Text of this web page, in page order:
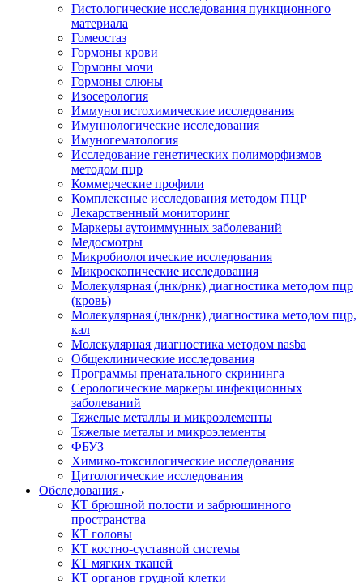
Гистологические исследования пункционного
материала
Гомеостаз
Гормоны крови
Гормоны мочи
Гормоны слюны
Изосерология
Иммуногистохимические исследования
Имуннологические исследования
Имуногематология
Исследование генетических полиморфизмов
методом пцр
Коммерческие профили
Комплексные исследования методом ПЦР
Лекарственный мониторинг
Маркеры аутоиммунных заболеваний
Медосмотры
Микробиологические исследования
Микроскопические исследования
Молекулярная (днк/рнк) диагностика методом пцр
(кровь)
Молекулярная (днк/рнк) диагностика методом пцр,
кал
Молекулярная диагностика методом nasba
Общеклинические исследования
Программы пренатального скрининга
Серологические маркеры инфекционных
заболеваний
Тяжелые металлы и микроэлементы
Тяжелые металы и микроэлементы
ФБУЗ
Химико-токсилогические исследования
Цитологические исследования
Обследования
КТ брюшной полости и забрюшинного
пространства
КТ головы
КТ костно-суставной системы
КТ мягких тканей
КТ органов грудной клетки